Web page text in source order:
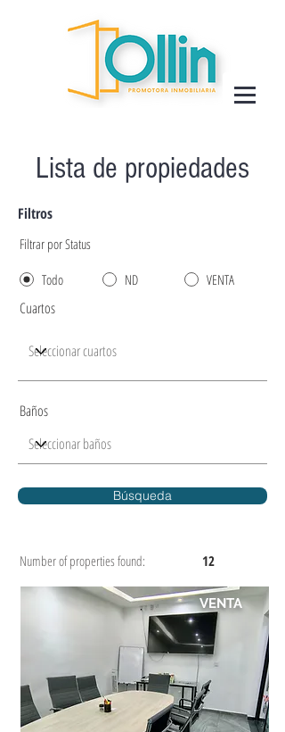
Lista de propiedades
Filtros
Filtrar por Status
Todo
ND VENTA
Cuartos
Baños
Búsqueda
Number of properties found: 12
VENTA